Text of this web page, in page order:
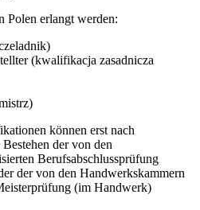
Polen erlangt werden:
(kwalifikacja zasadnicza
können erst nach
der von den
Berufsabschlussprüfung
der von den Handwerkskammern
(im Handwerk)